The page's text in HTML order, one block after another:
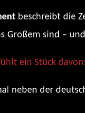
beschreibt die
Großem sind –
ein Stück davon:
neben der